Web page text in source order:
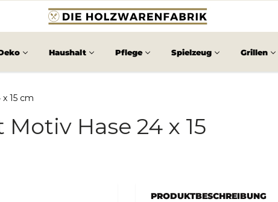
Haushalt Pflege Spielzeug Grillen
15 cm
Hase 24 x 15
PRODUKTBESCHREIBUNG